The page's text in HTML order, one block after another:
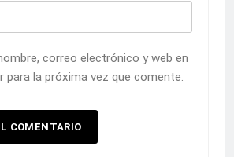
correo electrónico y web en
para la próxima vez que comente.